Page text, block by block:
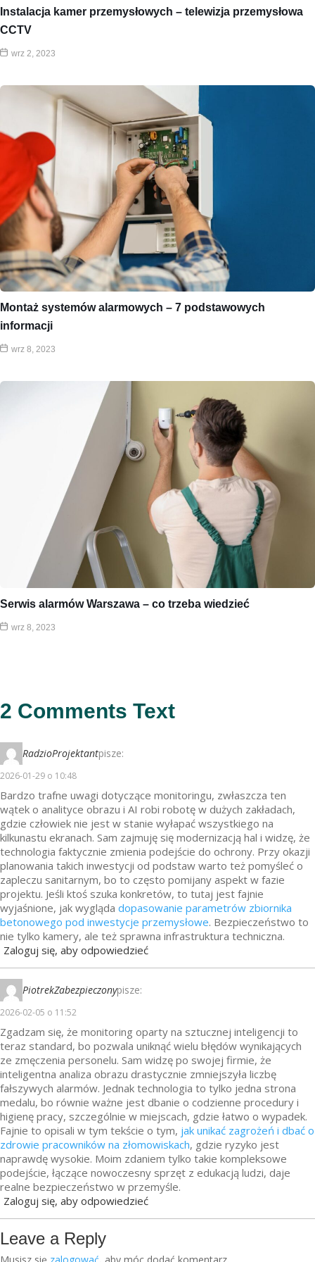
Instalacja kamer przemysłowych – telewizja przemysłowa
CCTV
wrz 2, 2023
Montaż systemów alarmowych – 7 podstawowych
informacji
wrz 8, 2023
Serwis alarmów Warszawa – co trzeba wiedzieć
wrz 8, 2023
2 Comments Text
RadzioProjektantpisze:
2026-01-29 o 10:48
Bardzo trafne uwagi dotyczące monitoringu, zwłaszcza ten
wątek o analityce obrazu i AI robi robotę w dużych zakładach,
gdzie człowiek nie jest w stanie wyłapać wszystkiego na
kilkunastu ekranach. Sam zajmuję się modernizacją hal i widzę, że
technologia faktycznie zmienia podejście do ochrony. Przy okazji
planowania takich inwestycji od podstaw warto też pomyśleć o
zapleczu sanitarnym, bo to często pomijany aspekt w fazie
projektu. Jeśli ktoś szuka konkretów, to tutaj jest fajnie
wyjaśnione, jak wygląda dopasowanie parametrów zbiornika
betonowego pod inwestycje przemysłowe. Bezpieczeństwo to
nie tylko kamery, ale też sprawna infrastruktura techniczna.
Zaloguj się, aby odpowiedzieć
PiotrekZabezpieczonypisze:
2026-02-05 o 11:52
Zgadzam się, że monitoring oparty na sztucznej inteligencji to
teraz standard, bo pozwala uniknąć wielu błędów wynikających
ze zmęczenia personelu. Sam widzę po swojej firmie, że
inteligentna analiza obrazu drastycznie zmniejszyła liczbę
fałszywych alarmów. Jednak technologia to tylko jedna strona
medalu, bo równie ważne jest dbanie o codzienne procedury i
higienę pracy, szczególnie w miejscach, gdzie łatwo o wypadek.
Fajnie to opisali w tym tekście o tym, jak unikać zagrożeń i dbać o
zdrowie pracowników na złomowiskach, gdzie ryzyko jest
naprawdę wysokie. Moim zdaniem tylko takie kompleksowe
podejście, łączące nowoczesny sprzęt z edukacją ludzi, daje
realne bezpieczeństwo w przemyśle.
Zaloguj się, aby odpowiedzieć
Leave a Reply